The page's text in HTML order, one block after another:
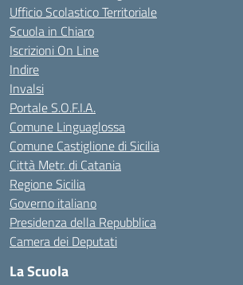
Ufficio Scolastico Territoriale
Scuola in Chiaro
Iscrizioni On Line
Indire
Invalsi
Portale S.O.F.I.A.
Comune Linguaglossa
Comune Castiglione di Sicilia
Città Metr. di Catania
Regione Sicilia
Governo italiano
Presidenza della Repubblica
Camera dei Deputati
La Scuola